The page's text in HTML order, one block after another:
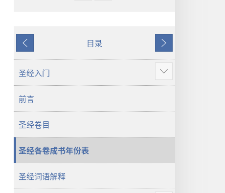
载
世
译
本
（2019
界
本
年
上
一
页
目录
下
一
页
圣经入门
显
示
多
前言
圣经卷目
圣经各卷成书年份表
圣经词语解释